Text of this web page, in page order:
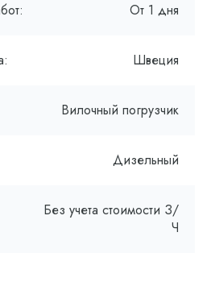
От 1 дня
Швеция
Вилочный погрузчик
Дизельный
Без учета стоимости З/
Ч